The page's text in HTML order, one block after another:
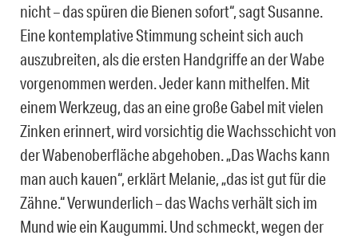
nicht – das spüren die Bienen sofort“, sagt Susanne.
Eine kontemplative Stimmung scheint sich auch
auszubreiten, als die ersten Handgriffe an der Wabe
vorgenommen werden. Jeder kann mithelfen. Mit
einem Werkzeug, das an eine große Gabel mit vielen
Zinken erinnert, wird vorsichtig die Wachsschicht von
der Wabenoberfläche abgehoben. „Das Wachs kann
man auch kauen“, erklärt Melanie, „das ist gut für die
Zähne.“ Verwunderlich – das Wachs verhält sich im
Mund wie ein Kaugummi. Und schmeckt, wegen der